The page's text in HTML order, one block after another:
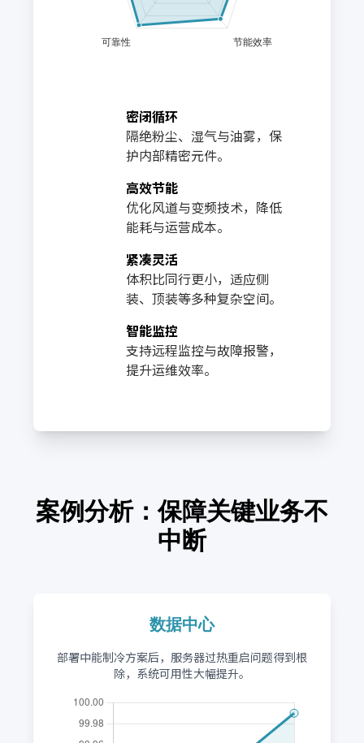
密闭循环
隔绝粉尘、湿气与油雾，保
护内部精密元件。
高效节能
优化风道与变频技术，降低
能耗与运营成本。
紧凑灵活
体积比同行更小，适应侧
装、顶装等多种复杂空间。
智能监控
支持远程监控与故障报警，
提升运维效率。
案例分析：保障关键业务不
中断
数据中心
部署中能制冷方案后，服务器过热重启问题得到根
除，系统可用性大幅提升。